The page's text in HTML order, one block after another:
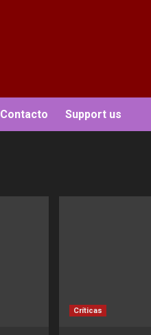
Contacto Support us
Críticas